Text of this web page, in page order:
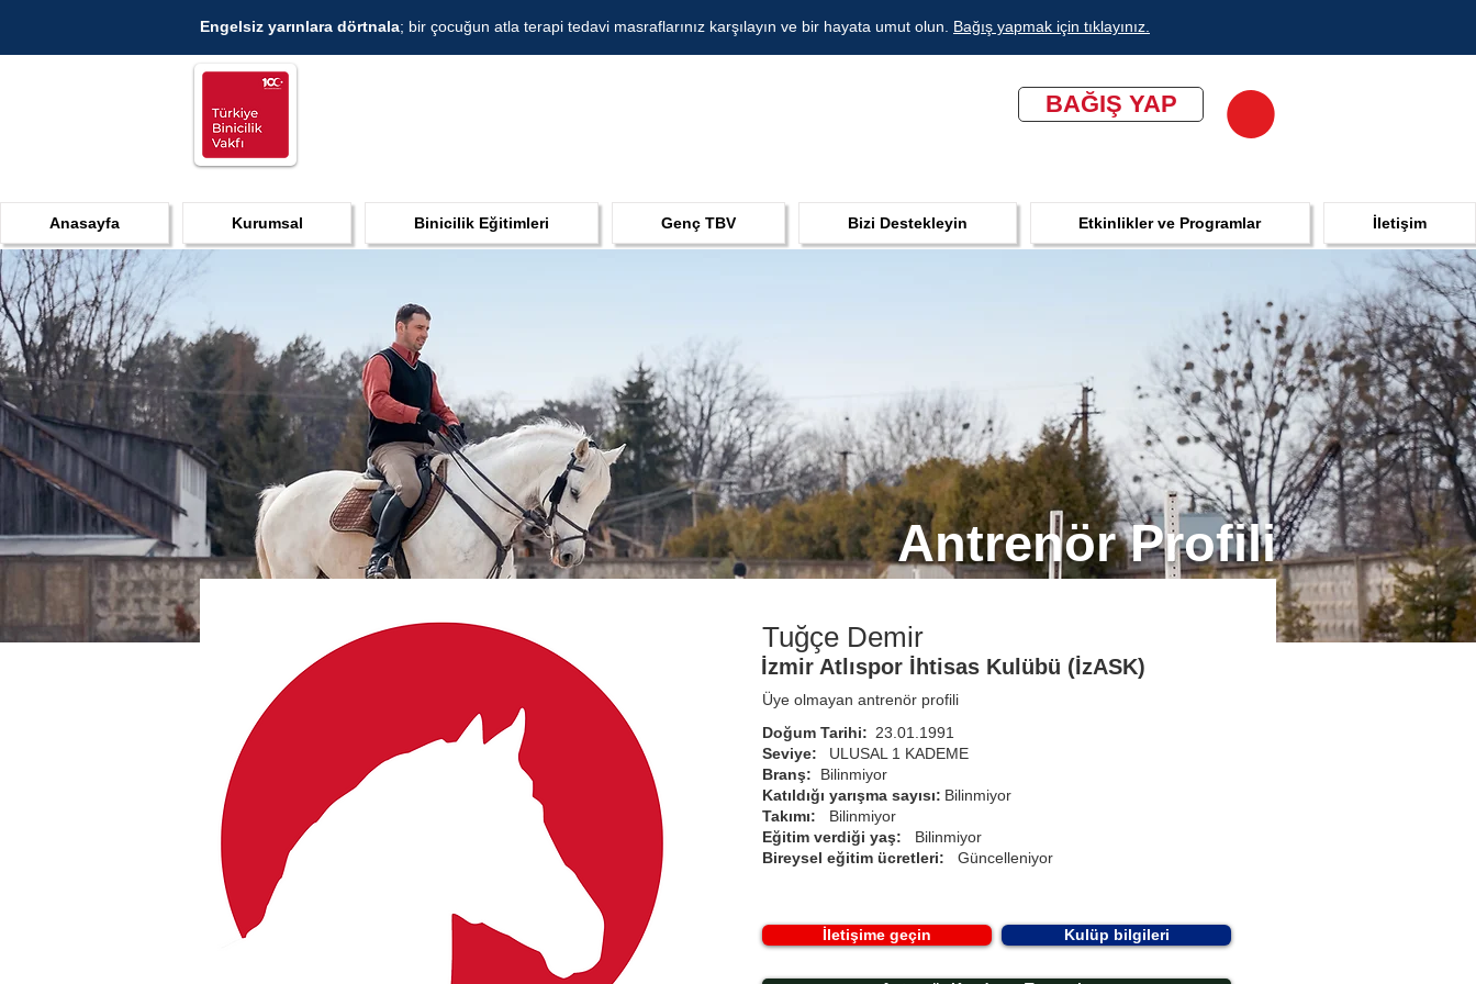
Engelsiz yarınlara dörtnala; bir çocuğun atla terapi tedavi masraflarınız karşılayın ve bir hayata umut olun. Bağış yapmak için tıklayınız.
BAĞIŞ YAP
Anasayfa Kurumsal Binicilik Eğitimleri Genç TBV Bizi Destekleyin Etkinlikler ve Programlar İletişim
Antrenör Profili
Tuğçe Demir
İzmir Atlıspor İhtisas Kulübü (İzASK)
Üye olmayan antrenör profili
Doğum Tarihi: 23.01.1991
Seviye:
ULUSAL 1 KADEME
Branş:
Bilinmiyor
Katıldığı yarışma sayısı: Bilinmiyor
Takımı:
Bilinmiyor
Eğitim verdiği yaş:
Bilinmiyor
Bireysel eğitim ücretleri:
Güncelleniyor
İletişime geçin Kulüp bilgileri